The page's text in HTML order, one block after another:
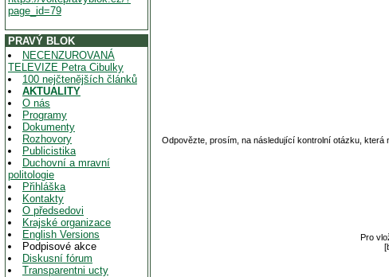
page_id=79
PRAVÝ BLOK
NECENZUROVANÁ
TELEVIZE Petra Cibulky
100 nejčtenějších článků
AKTUALITY
O nás
Programy
Dokumenty
Rozhovory
Publicistika
Duchovní a mravní
politologie
Přihláška
Kontakty
O předsedovi
Krajské organizace
English Versions
Podpisové akce
Diskusní fórum
Transparentni ucty
Odpovězte, prosím, na následující kontrolní otázku, která
Pro